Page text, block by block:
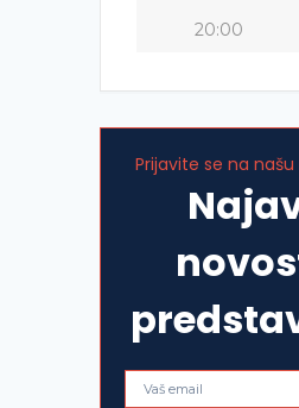
20:00
Prijavite se na